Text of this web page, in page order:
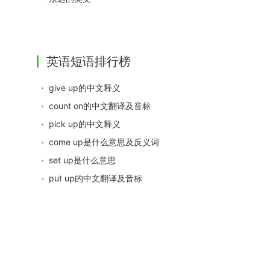
英语短语排行榜
give up的中文释义
count on的中文翻译及音标
pick up的中文释义
come up是什么意思及反义词
set up是什么意思
put up的中文翻译及音标